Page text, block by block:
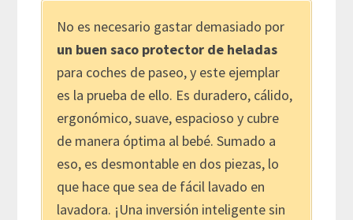
No es necesario gastar demasiado por
un buen saco protector de heladas
para coches de paseo, y este ejemplar
es la prueba de ello. Es duradero, cálido,
ergonómico, suave, espacioso y cubre
de manera óptima al bebé. Sumado a
eso, es desmontable en dos piezas, lo
que hace que sea de fácil lavado en
lavadora. ¡Una inversión inteligente sin